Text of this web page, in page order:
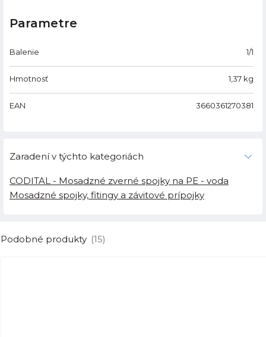
Parametre
Balenie 1/1
Hmotnosť 1,37 kg
EAN 3660361270381
Zaradení v týchto kategoriách
CODITAL - Mosadzné zverné spojky na PE - voda
Mosadzné spojky, fitingy a závitové prípojky
Podobné produkty (15)